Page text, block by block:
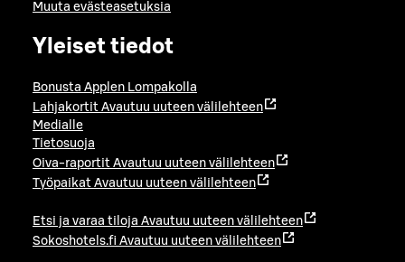
Muuta evästeasetuksia
Yleiset tiedot
Bonusta Applen Lompakolla
Lahjakortit Avautuu uuteen välilehteen
Medialle
Tietosuoja
Oiva-raportit Avautuu uuteen välilehteen
Työpaikat Avautuu uuteen välilehteen
Etsi ja varaa tiloja Avautuu uuteen välilehteen
Sokoshotels.fi Avautuu uuteen välilehteen